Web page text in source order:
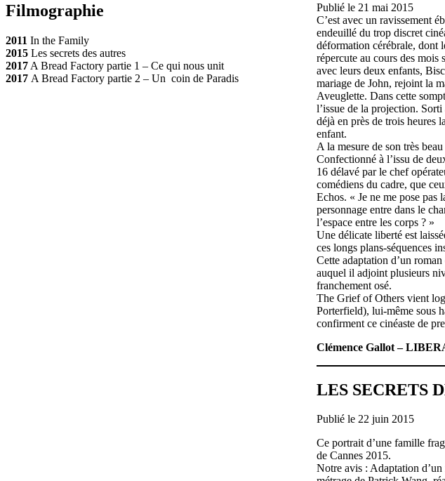
Filmographie
2011 In the Family
2015 Les secrets des autres
2017 A Bread Factory partie 1 – Ce qui nous unit
2017 A Bread Factory partie 2 – Un coin de Paradis
Publié le 21 mai 2015
C’est avec un ravissement
endeuillé du trop discret
déformation cérébrale, dont
répercute au cours des
avec leurs deux enfants,
mariage de John, rejoint la
Aveuglette. Dans cette
l’issue de la projection.
déjà en près de trois heures
enfant.
A la mesure de son très
Confectionné à l’issu de
16 délavé par le chef
comédiens du cadre, que
Echos. « Je ne me pose
personnage entre dans le
l’espace entre les corps ? »
Une délicate liberté est
ces longs plans-séquences
Cette adaptation d’un
auquel il adjoint plusieurs
franchement osé.
The Grief of Others vient
Porterfield), lui-même sous
confirment ce cinéaste de
Clémence Gallot –
LES SECRETS
Publié le 22 juin 2015
Ce portrait d’une famille
de Cannes 2015.
Notre avis : Adaptation